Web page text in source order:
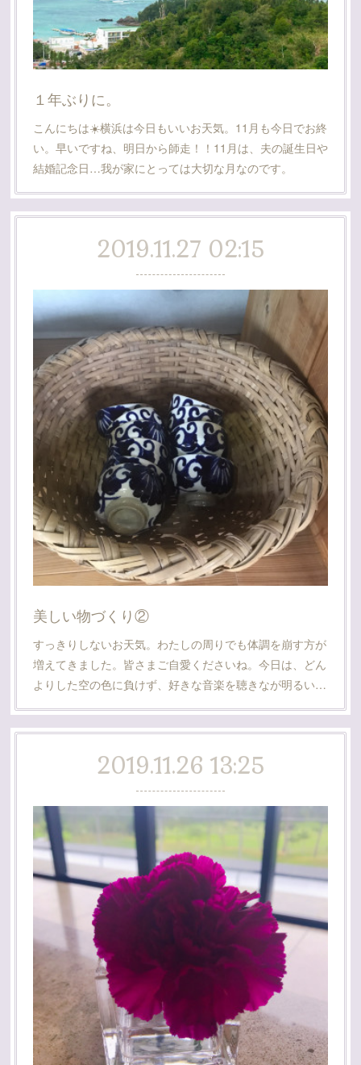
１年ぶりに。
こんにちは☀️横浜は今日もいいお天気。11月も今日でお終
い。早いですね、明日から師走！！11月は、夫の誕生日や
結婚記念日…我が家にとっては大切な月なのです。
2019.11.27 02:15
美しい物づくり②
すっきりしないお天気。わたしの周りでも体調を崩す方が
増えてきました。皆さまご自愛くださいね。今日は、どん
よりした空の色に負けず、好きな音楽を聴きなが明るい…
2019.11.26 13:25